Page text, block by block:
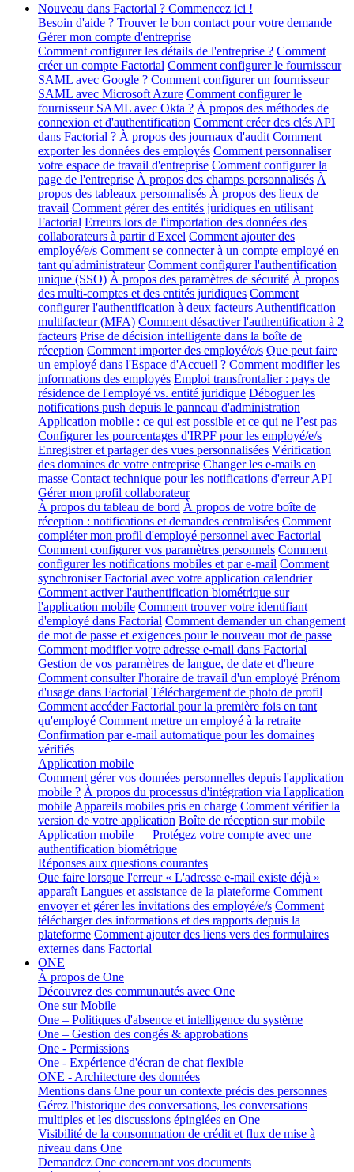
Nouveau dans Factorial ? Commencez ici !
Besoin d'aide ? Trouver le bon contact pour votre demande
Gérer mon compte d'entreprise
Comment configurer les détails de l'entreprise ? Comment
créer un compte Factorial Comment configurer le fournisseur
SAML avec Google ? Comment configurer un fournisseur
SAML avec Microsoft Azure Comment configurer le
fournisseur SAML avec Okta ? À propos des méthodes de
connexion et d'authentification Comment créer des clés API
dans Factorial ? À propos des journaux d'audit Comment
exporter les données des employés Comment personnaliser
votre espace de travail d'entreprise Comment configurer la
page de l'entreprise À propos des champs personnalisés À
propos des tableaux personnalisés À propos des lieux de
travail Comment gérer des entités juridiques en utilisant
Factorial Erreurs lors de l'importation des données des
collaborateurs à partir d'Excel Comment ajouter des
employé/e/s Comment se connecter à un compte employé en
tant qu'administrateur Comment configurer l'authentification
unique (SSO) À propos des paramètres de sécurité À propos
des multi-comptes et des entités juridiques Comment
configurer l'authentification à deux facteurs Authentification
multifacteur (MFA) Comment désactiver l'authentification à 2
facteurs Prise de décision intelligente dans la boîte de
réception Comment importer des employé/e/s Que peut faire
un employé dans l'Espace d'Accueil ? Comment modifier les
informations des employés Emploi transfrontalier : pays de
résidence de l'employé vs. entité juridique Déboguer les
notifications push depuis le panneau d'administration
Application mobile : ce qui est possible et ce qui ne l’est pas
Configurer les pourcentages d'IRPF pour les employé/e/s
Enregistrer et partager des vues personnalisées Vérification
des domaines de votre entreprise Changer les e-mails en
masse Contact technique pour les notifications d'erreur API
Gérer mon profil collaborateur
À propos du tableau de bord À propos de votre boîte de
réception : notifications et demandes centralisées Comment
compléter mon profil d'employé personnel avec Factorial
Comment configurer vos paramètres personnels Comment
configurer les notifications mobiles et par e-mail Comment
synchroniser Factorial avec votre application calendrier
Comment activer l'authentification biométrique sur
l'application mobile Comment trouver votre identifiant
d'employé dans Factorial Comment demander un changement
de mot de passe et exigences pour le nouveau mot de passe
Comment modifier votre adresse e-mail dans Factorial
Gestion de vos paramètres de langue, de date et d'heure
Comment consulter l'horaire de travail d'un employé Prénom
d'usage dans Factorial Téléchargement de photo de profil
Comment accéder Factorial pour la première fois en tant
qu'employé Comment mettre un employé à la retraite
Confirmation par e-mail automatique pour les domaines
vérifiés
Application mobile
Comment gérer vos données personnelles depuis l'application
mobile ? À propos du processus d'intégration via l'application
mobile Appareils mobiles pris en charge Comment vérifier la
version de votre application Boîte de réception sur mobile
Application mobile — Protégez votre compte avec une
authentification biométrique
Réponses aux questions courantes
Que faire lorsque l'erreur « L'adresse e-mail existe déjà »
apparaît Langues et assistance de la plateforme Comment
envoyer et gérer les invitations des employé/e/s Comment
télécharger des informations et des rapports depuis la
plateforme Comment ajouter des liens vers des formulaires
externes dans Factorial
ONE
À propos de One
Découvrez des communautés avec One
One sur Mobile
One – Politiques d'absence et intelligence du système
One – Gestion des congés & approbations
One - Permissions
One - Expérience d'écran de chat flexible
ONE - Architecture des données
Mentions dans One pour un contexte précis des personnes
Gérez l'historique des conversations, les conversations
multiples et les discussions épinglées en One
Visibilité de la consommation de crédit et flux de mise à
niveau dans One
Demandez One concernant vos documents